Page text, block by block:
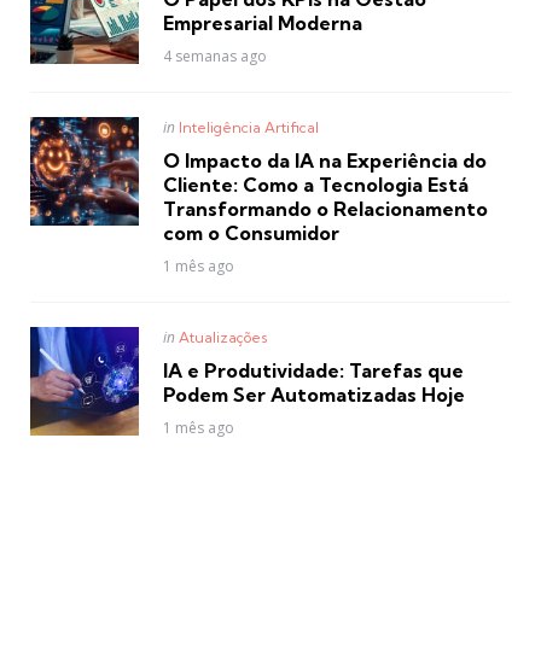
Empresarial Moderna
4 semanas ago
Posted
in Inteligência Artifical
O Impacto da IA na Experiência do
Cliente: Como a Tecnologia Está
Transformando o Relacionamento
com o Consumidor
1 mês ago
Posted
in Atualizações
IA e Produtividade: Tarefas que
Podem Ser Automatizadas Hoje
1 mês ago